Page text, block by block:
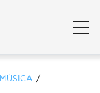
MÚSICA